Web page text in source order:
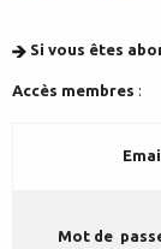
Si vous êtes
Accès membres :
Mot de